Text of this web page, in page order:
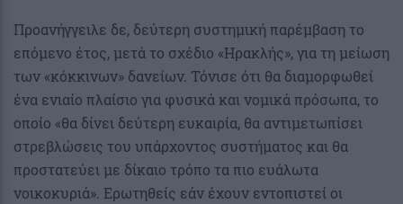
Προανήγγειλε δε, δεύτερη συστημική παρέμβαση το
επόμενο έτος, μετά το σχέδιο «Ηρακλής», για τη μείωση
των «κόκκινων» δανείων. Τόνισε ότι θα διαμορφωθεί
ένα ενιαίο πλαίσιο για φυσικά και νομικά πρόσωπα, το
οποίο «θα δίνει δεύτερη ευκαιρία, θα αντιμετωπίσει
στρεβλώσεις του υπάρχοντος συστήματος και θα
προστατεύει με δίκαιο τρόπο τα πιο ευάλωτα
νοικοκυριά». Ερωτηθείς εάν έχουν εντοπιστεί οι